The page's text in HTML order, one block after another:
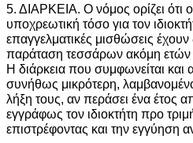
5. ΔΙΑΡΚΕΙΑ. Ο νόμος ορίζει ότι
υποχρεωτική τόσο για τον
επαγγελματικές μισθώσεις
παράταση τεσσάρων ακόμη ετών
Η διάρκεια που συμφωνείται και
συνήθως μικρότερη,
λήξη τους, αν περάσει ένα έτος
εγγράφως τον ιδιοκτήτη προ
επιστρέφοντας και την εγγύηση